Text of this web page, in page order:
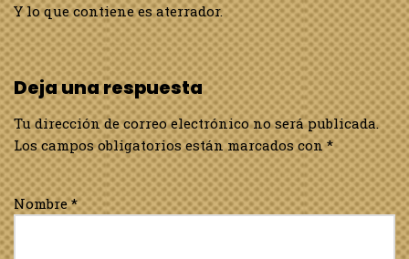
Y lo que contiene es aterrador.
Deja una respuesta
Tu dirección de correo electrónico no será publicada.
Los campos obligatorios están marcados con*
Nombre*